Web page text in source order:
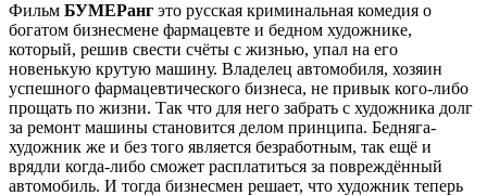
Фильм БУМЕРанг это русская криминальная комедия о
богатом бизнесмене фармацевте и бедном художнике,
который, решив свести счёты с жизнью, упал на его
новенькую крутую машину. Владелец автомобиля, хозяин
успешного фармацевтического бизнеса, не привык кого-либо
прощать по жизни. Так что для него забрать с художника долг
за ремонт машины становится делом принципа. Бедняга-
художник же и без того является безработным, так ещё и
врядли когда-либо сможет расплатиться за повреждённый
автомобиль. И тогда бизнесмен решает, что художник теперь